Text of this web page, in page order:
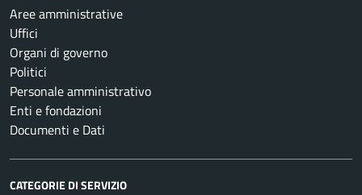
Aree amministrative
Uffici
Organi di governo
Politici
Personale amministrativo
Enti e fondazioni
Documenti e Dati
CATEGORIE DI SERVIZIO